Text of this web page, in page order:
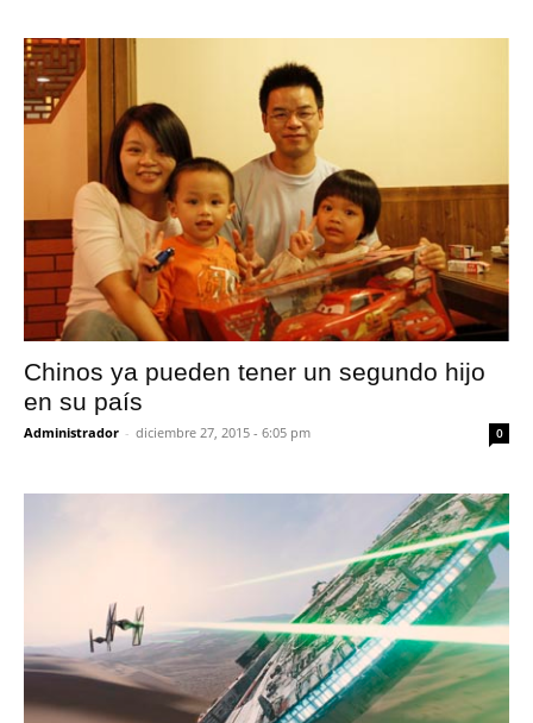
Chinos ya pueden tener un segundo hijo
en su país
Administrador - diciembre 27, 2015 - 6:05 pm 0